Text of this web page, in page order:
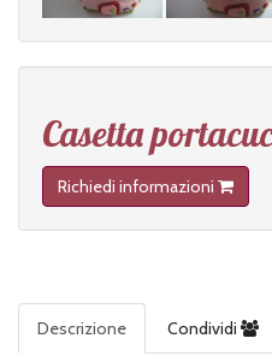
Casetta
Richiedi informazioni
Descrizione Condividi